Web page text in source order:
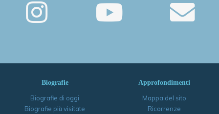
Biografie
Biografie di oggi
Biografie più visitate
Approfondimenti
Mappa del sito
Ricorrenze